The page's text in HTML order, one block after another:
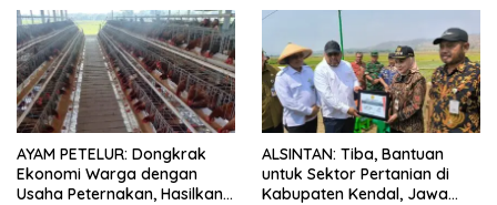
AYAM PETELUR: Dongkrak
Ekonomi Warga dengan
Usaha Peternakan, Hasilkan
ALSINTAN: Tiba, Bantuan
untuk Sektor Pertanian di
Kabupaten Kendal, Jawa